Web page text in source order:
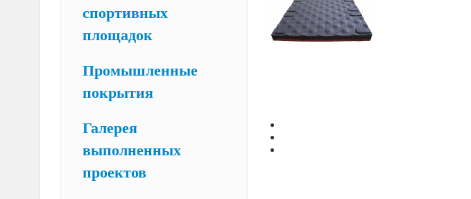
спортивных
площадок
Промышленные
покрытия
Галерея
выполненных
проектов